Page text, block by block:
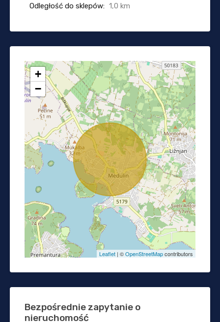
Odległość do sklepów: 1,0 km
+
−
Leaflet | ©OpenStreetMapcontributors
Bezpośrednie zapytanie o
nieruchomość